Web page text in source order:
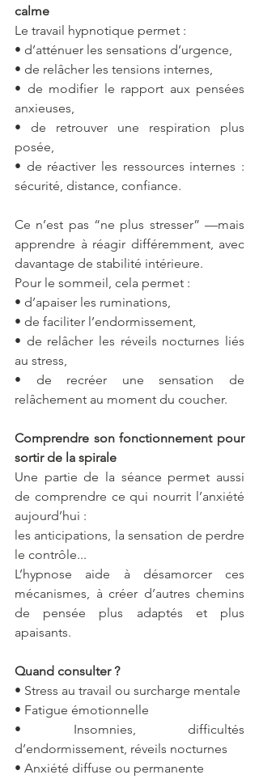
calme
Le travail hypnotique permet :
• d’atténuer les sensations d’urgence,
• de relâcher les tensions internes,
• de modifier le rapport aux pensées
anxieuses,
• de retrouver une respiration plus
posée,
• de réactiver les ressources internes :
sécurité, distance, confiance.
Ce n’est pas “ne plus stresser” —mais
apprendre à réagir différemment, avec
davantage de stabilité intérieure.
Pour le sommeil, cela permet :
• d’apaiser les ruminations,
• de faciliter l’endormissement,
• de relâcher les réveils nocturnes liés
au stress,
• de recréer une sensation de
relâchement au moment du coucher.
Comprendre son fonctionnement pour
sortir de la spirale
Une partie de la séance permet aussi
de comprendre ce qui nourrit l’anxiété
aujourd’hui :
les anticipations, la sensation de perdre
le contrôle...
L’hypnose aide à désamorcer ces
mécanismes, à créer d’autres chemins
de pensée plus adaptés et plus
apaisants.
Quand consulter ?
• Stress au travail ou surcharge mentale
• Fatigue émotionnelle
• Insomnies, difficultés
d’endormissement, réveils nocturnes
• Anxiété diffuse ou permanente